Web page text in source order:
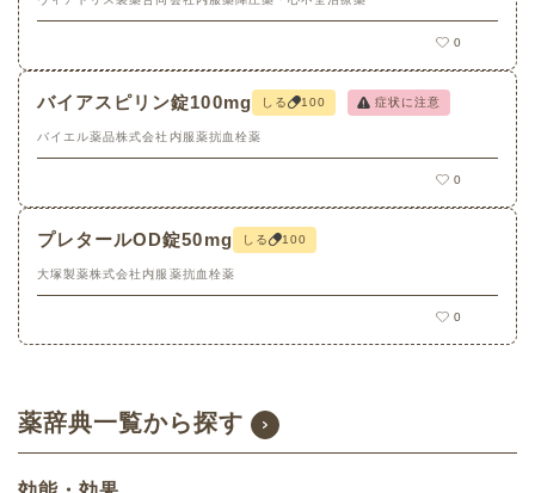
0
バイアスピリン錠100mg しる 100 症状に注意
バイエル薬品株式会社 内服薬抗血栓薬
0
プレタールOD錠50mg しる 100
大塚製薬株式会社 内服薬抗血栓薬
0
薬辞典一覧から探す